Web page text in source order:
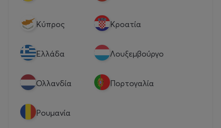
Κύπρος Κροατία
Eλλάδα Λουξεμβούργο
Ολλανδία Πορτογαλία
Ρουμανία